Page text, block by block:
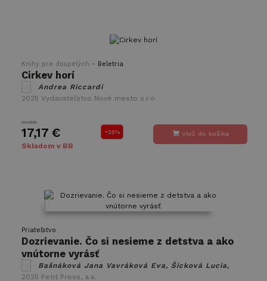
Knihy pre dospelých - Beletria
Cirkev horí
Andrea Riccardi
2025 Vydavateľstvo Nové mesto s.r.o
22,90€
17,17 €
Skladom v BB
-25% Vlož do košíka
Priateľstvo
Dozrievanie. Čo si nesieme z detstva a ako
vnútorne vyrásť
Bašnáková Jana Vavráková Eva, Šicková Lucia,
2025 Petit Press, a.s.